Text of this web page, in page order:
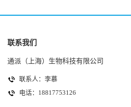
联系我们
通派（上海）生物科技有限公司
联系人：李慕
电话：18817753126